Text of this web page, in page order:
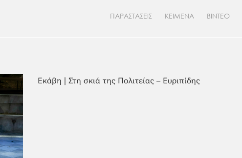
ΠΑΡΑΣΤΑΣΕΙΣ ΚΕΙΜΕΝΑ ΒΙΝΤΕΟ
Εκάβη | Στη σκιά της Πολιτείας – Ευριπίδης